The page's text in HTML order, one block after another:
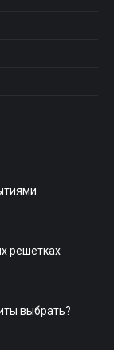
решетках
выбрать?